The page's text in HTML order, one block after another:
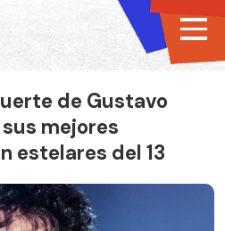
de Gustavo
mejores
estelares del 13